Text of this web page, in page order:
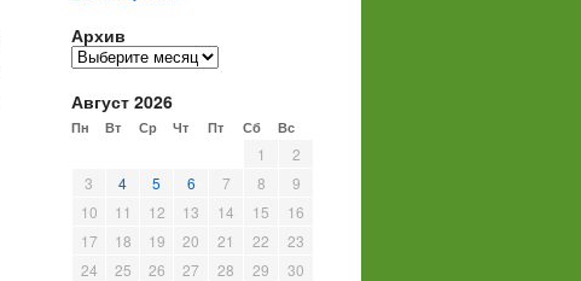
Архив
Архив
Август 2026
Пн Вт Ср Чт Пт Сб Вс
1
2
3
4 5 6 7 8
9
10
11 12 13 14 15
16
17
18 19 20 21 22
23
24
25 26 27 28 29
30